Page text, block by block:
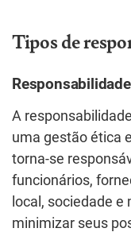
Tipos de
A
uma gestão ética
torna-se
funcionários,
local, sociedade
minimizar seus